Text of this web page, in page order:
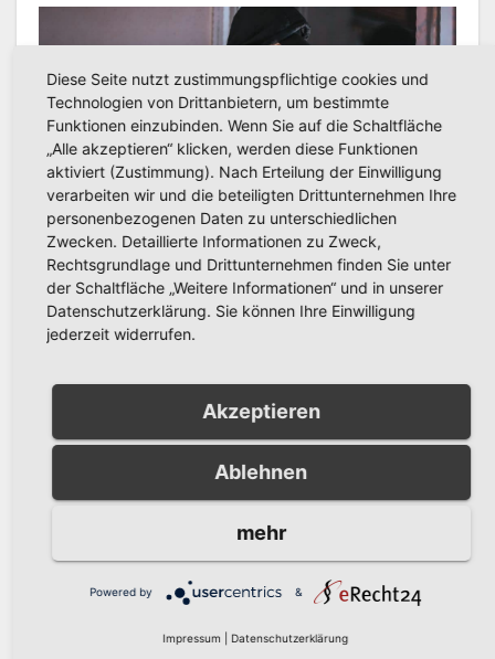
Versuchter Einbruch in
Mehrfamilienhaus in Alt-
Arnsberg: Polizei sucht
Zeugen
AUG. 6, 2026 KREISPOLIZEIBEHÖRDE
HOCHSAUERLANDKREIS
POLIZEIBERICHT
Schwerer Fahrradunfall in
Zeugen
KREISPOLIZEIBEHÖRDE
HOCHSAUERLANDKREIS
Einbruch in Musterhaus in
Arnsberg-Niedereimer:
Polizei sucht Zeugen
Diese Seite nutzt zustimmungspflichtige cookies und
Technologien von Drittanbietern, um bestimmte
Funktionen einzubinden. Wenn Sie auf die Schaltfläche
„Alle akzeptieren“ klicken, werden diese Funktionen
aktiviert (Zustimmung). Nach Erteilung der Einwilligung
verarbeiten wir und die beteiligten Drittunternehmen Ihre
personenbezogenen Daten zu unterschiedlichen
Zwecken. Detaillierte Informationen zu Zweck,
Rechtsgrundlage und Drittunternehmen finden Sie unter
der Schaltfläche „Weitere Informationen“ und in unserer
Datenschutzerklärung. Sie können Ihre Einwilligung
jederzeit widerrufen.
Akzeptieren
Ablehnen
mehr
Powered by &
Impressum Datenschutzerklärung